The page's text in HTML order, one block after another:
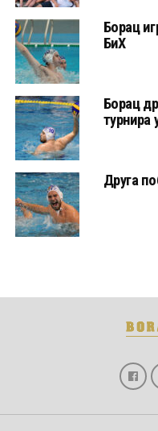
Борац
БиХ
Борац
турнира
Друга